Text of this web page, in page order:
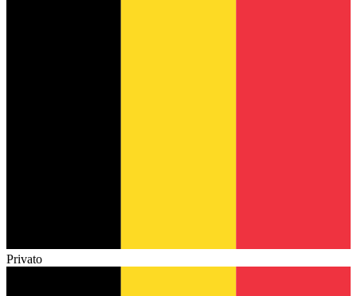
Privato